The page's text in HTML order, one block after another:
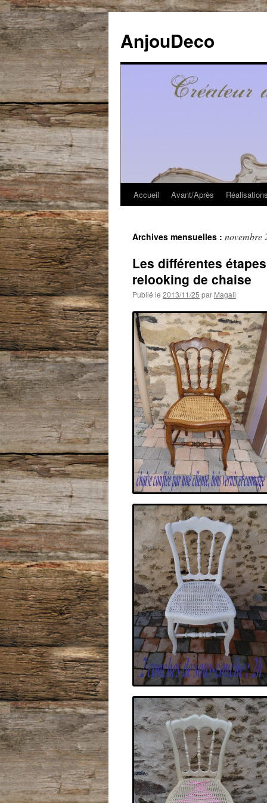
contenu
AnjouDeco
Accueil Avant/Après
Archives mensuelles : novembre
Les différentes
relooking de chaise
Publié le 2013/11/25 par Magali